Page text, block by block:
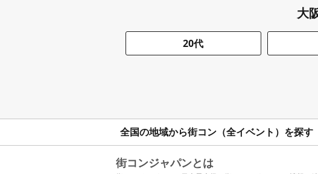
大
20代
全国の地域から街コン（全イベント）を探す
街コンジャパンとは